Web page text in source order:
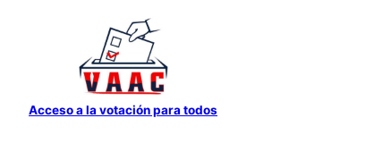
contenido
Acceso a la votación para todos